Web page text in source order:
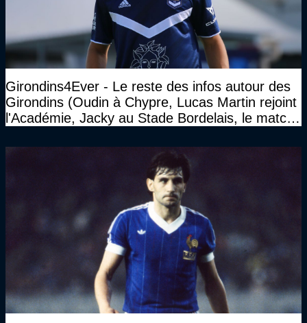
Girondins4Ever - Le reste des infos autour des
Girondins (Oudin à Chypre, Lucas Martin rejoint
l'Académie, Jacky au Stade Bordelais, le match